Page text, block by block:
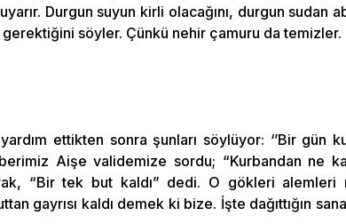
Durgun suyun kirli olacağını, durgun sudan
gerektiğini söyler. Çünkü nehir çamuru da temizler.
ettikten sonra şunları söylüyor: ‘’Bir gün
Aişe validemize sordu; “Kurbandan ne
“Bir tek but kaldı” dedi. O gökleri alemleri
gayrısı kaldı demek ki bize. İşte dağıttığın